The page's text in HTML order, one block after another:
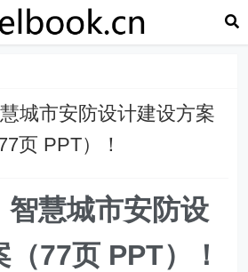
城市安防设计建设方案
77页 PPT）！
智慧城市安防设
77页 PPT）！